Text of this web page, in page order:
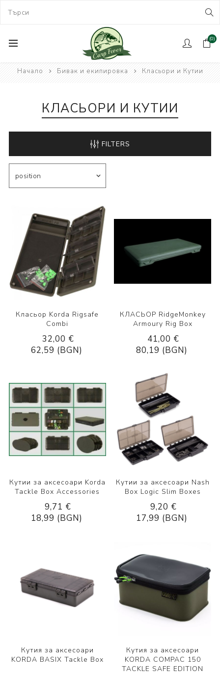
(0)
Начало Бивак и екипировка Класьори и Кутии
КЛАСЬОРИ И КУТИИ
FILTERS
Класьор Korda Rigsafe
Combi
32,00 €
62,59 (BGN)
КЛАСЬОР RidgeMonkey
Armoury Rig Box
41,00 €
80,19 (BGN)
Кутии за аксесоари Korda
Tackle Box Accessories
9,71 €
18,99 (BGN)
Кутии за аксесоари Nash
Box Logic Slim Boxes
9,20 €
17,99 (BGN)
Кутия за аксесоари
KORDA BASIX Tackle Box
Кутия за аксесоари
KORDA COMPAC 150
TACKLE SAFE EDITION